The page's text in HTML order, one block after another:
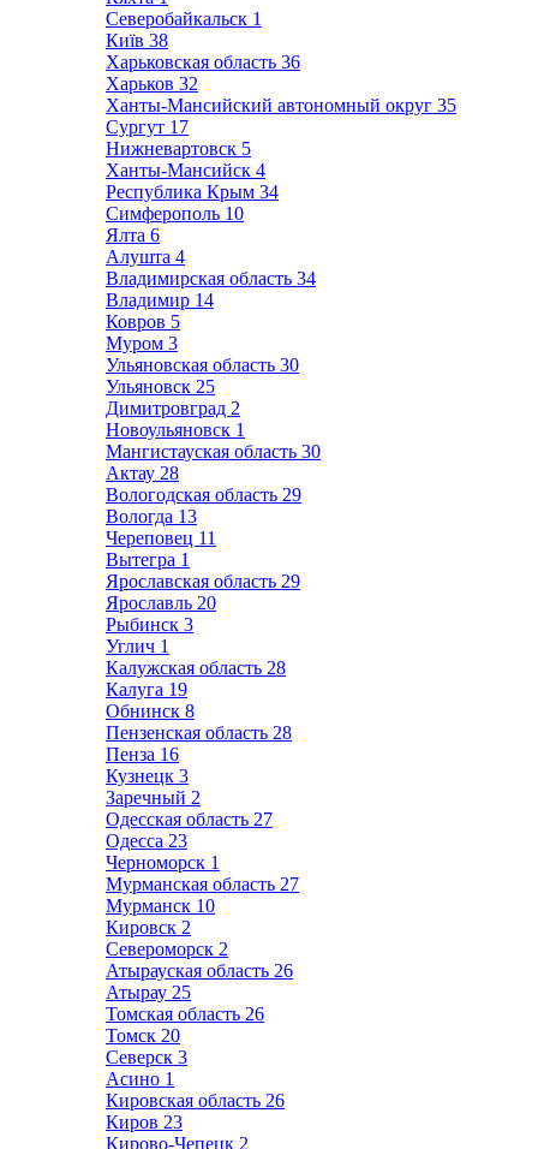
Северобайкальск 1
Київ 38
Харьковская область 36
Харьков 32
Ханты-Мансийский автономный округ 35
Сургут 17
Нижневартовск 5
Ханты-Мансийск 4
Республика Крым 34
Симферополь 10
Ялта 6
Алушта 4
Владимирская область 34
Владимир 14
Ковров 5
Муром 3
Ульяновская область 30
Ульяновск 25
Димитровград 2
Новоульяновск 1
Мангистауская область 30
Актау 28
Вологодская область 29
Вологда 13
Череповец 11
Вытегра 1
Ярославская область 29
Ярославль 20
Рыбинск 3
Углич 1
Калужская область 28
Калуга 19
Обнинск 8
Пензенская область 28
Пенза 16
Кузнецк 3
Заречный 2
Одесская область 27
Одесса 23
Черноморск 1
Мурманская область 27
Мурманск 10
Кировск 2
Североморск 2
Атырауская область 26
Атырау 25
Томская область 26
Томск 20
Северск 3
Асино 1
Кировская область 26
Киров 23
Кирово-Чепецк 2